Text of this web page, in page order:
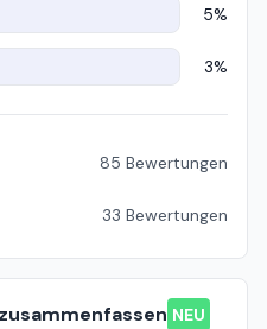
5%
3%
85 Bewertungen
33 Bewertungen
NEU